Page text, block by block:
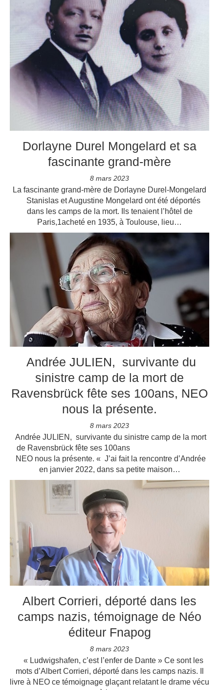
Dorlayne Durel Mongelard et sa
fascinante grand-mère
8 mars 2023
La fascinante grand-mère de Dorlayne Durel-Mongelard
Stanislas et Augustine Mongelard ont été déportés
dans les camps de la mort. Ils tenaient l’hôtel de
Paris,1acheté en 1935, à Toulouse, lieu…
Andrée JULIEN, survivante du
sinistre camp de la mort de
Ravensbrück fête ses 100ans, NEO
nous la présente.
8 mars 2023
Andrée JULIEN, survivante du sinistre camp de la mort
de Ravensbrück fête ses 100ans
NEO nous la présente. « J’ai fait la rencontre d’Andrée
en janvier 2022, dans sa petite maison…
Albert Corrieri, déporté dans les
camps nazis, témoignage de Néo
éditeur Fnapog
8 mars 2023
« Ludwigshafen, c’est l’enfer de Dante » Ce sont les
mots d’Albert Corrieri, déporté dans les camps nazis. Il
livre à NEO ce témoignage glaçant relatant le drame vécu